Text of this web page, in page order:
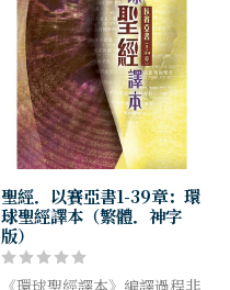
聖經．以賽亞書1-39章：環
球聖經譯本（繁體．神字
版）
《環球聖經譯本》編譯過程非